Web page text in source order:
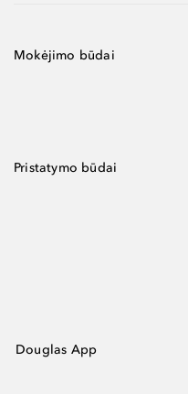
Mokėjimo būdai
Pristatymo būdai
Douglas App